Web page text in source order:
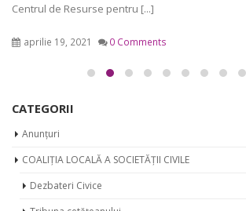
Centrul de Resurse pentru [...]
aprilie 19, 2021 0 Comments
CATEGORII
Anunțuri
COALIȚIA LOCALĂ A SOCIETĂȚII CIVILE
Dezbateri Civice